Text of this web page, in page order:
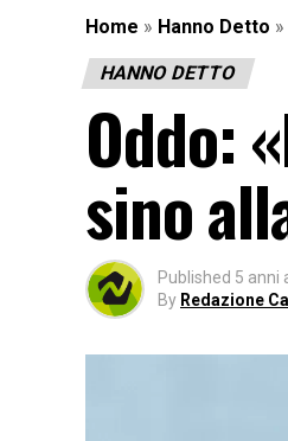
Home » Hanno Detto »
HANNO DETTO
Oddo:
sino
Published 5 anni
By Redazione